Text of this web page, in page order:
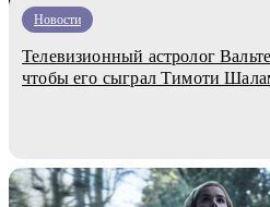
Новости
Телевизионный астролог
чтобы его сыграл Тимоти